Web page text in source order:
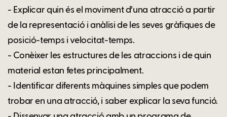
- Explicar quin és el moviment d’una atracció a partir
de la representació i anàlisi de les seves gràfiques de
posició-temps i velocitat-temps.
- Conèixer les estructures de les atraccions i de quin
material estan fetes principalment.
- Identificar diferents màquines simples que podem
trobar en una atracció, i saber explicar la seva funció.